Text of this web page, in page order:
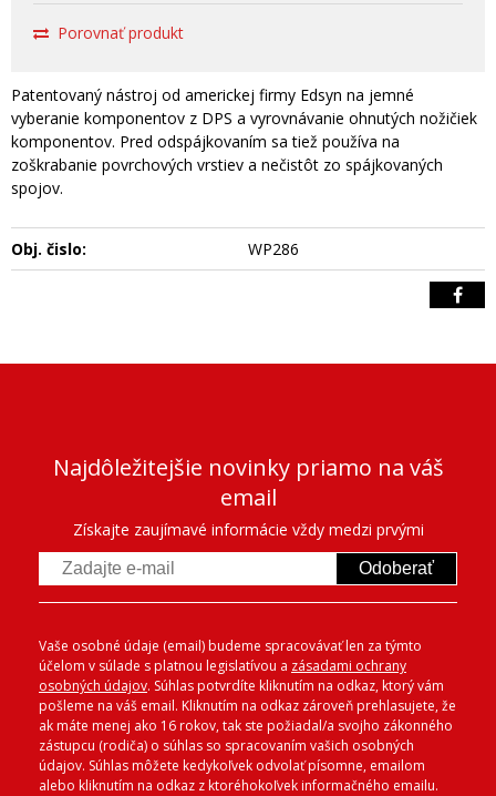
Porovnať produkt
Patentovaný nástroj od americkej firmy Edsyn na jemné
vyberanie komponentov z DPS a vyrovnávanie ohnutých nožičiek
komponentov. Pred odspájkovaním sa tiež používa na
zoškrabanie povrchových vrstiev a nečistôt zo spájkovaných
spojov.
Obj. čislo: WP286
Najdôležitejšie novinky priamo na váš
email
Získajte zaujímavé informácie vždy medzi prvými
Odoberať
Vaše osobné údaje (email) budeme spracovávať len za týmto
účelom v súlade s platnou legislatívou a zásadami ochrany
osobných údajov. Súhlas potvrdíte kliknutím na odkaz, ktorý vám
pošleme na váš email. Kliknutím na odkaz zároveň prehlasujete, že
ak máte menej ako 16 rokov, tak ste požiadal/a svojho zákonného
zástupcu (rodiča) o súhlas so spracovaním vašich osobných
údajov. Súhlas môžete kedykoľvek odvolať písomne, emailom
alebo kliknutím na odkaz z ktoréhokoľvek informačného emailu.